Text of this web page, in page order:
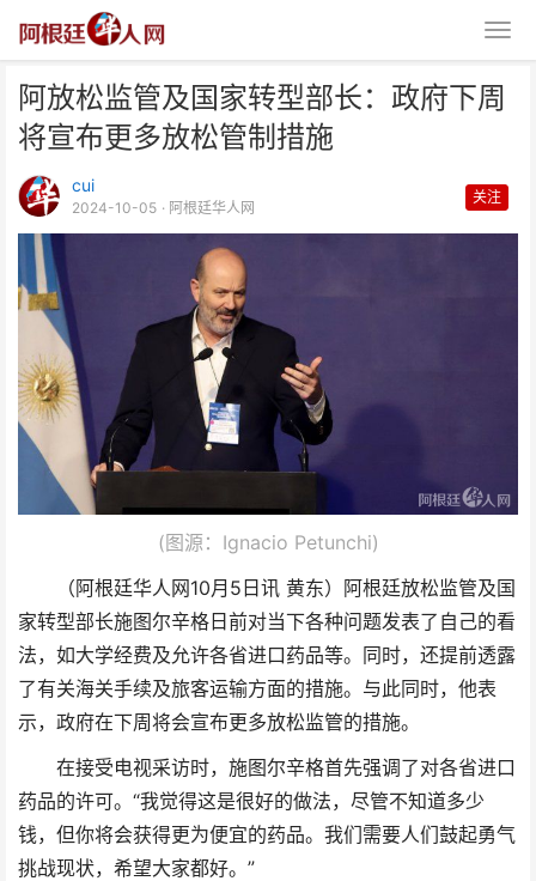
阿放松监管及国家转型部长：政府下周
将宣布更多放松管制措施
cui
2024-10-05 · 阿根廷华人网
关注
(图源：Ignacio Petunchi)
（阿根廷华人网10月5日讯 黄东）阿根廷放松监管及国
家转型部长施图尔辛格日前对当下各种问题发表了自己的看
法，如大学经费及允许各省进口药品等。同时，还提前透露
了有关海关手续及旅客运输方面的措施。与此同时，他表
示，政府在下周将会宣布更多放松监管的措施。
在接受电视采访时，施图尔辛格首先强调了对各省进口
药品的许可。“我觉得这是很好的做法，尽管不知道多少
钱，但你将会获得更为便宜的药品。我们需要人们鼓起勇气
挑战现状，希望大家都好。”
阿放松监管及国家转型部长：政府
下周将宣布更多放松管制